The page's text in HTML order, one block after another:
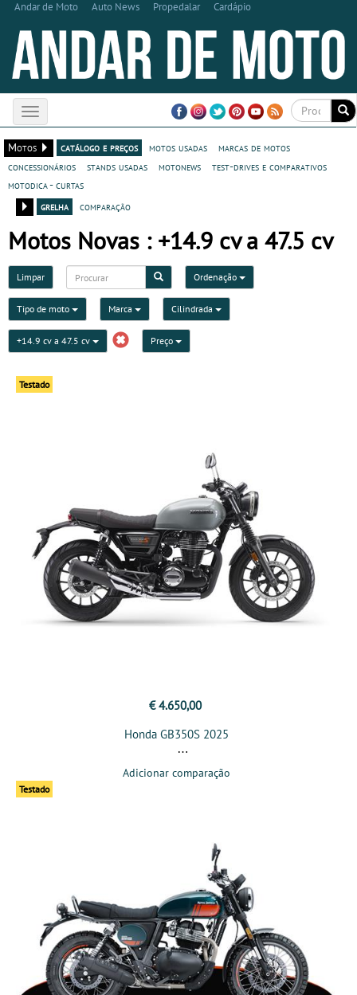
Andar de Moto Auto News Propedalar Cardápio
Toggle
navigation
Motos
catálogo e preços motos usadas
marcas de motos
concessionários
stands usadas motonews
test-drives e comparativos
motodica - curtas
grelha
comparação
Motos Novas : +14.9 cv a 47.5 cv
Limpar Ordenação
Tipo de moto Marca Cilindrada
+14.9 cv a 47.5 cv Preço
Testado
€ 4.650,00
Honda GB350S 2025
Adicionar comparação
Testado